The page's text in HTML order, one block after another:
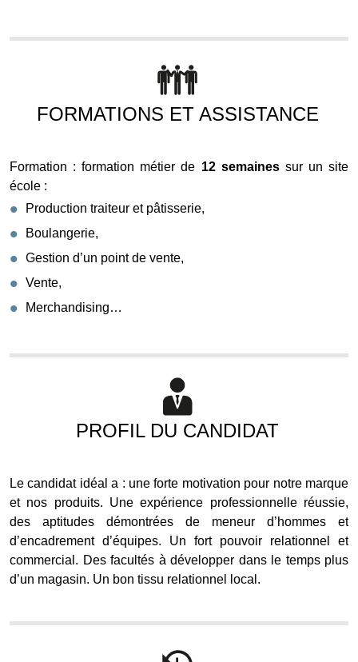
FORMATIONS ET ASSISTANCE
Formation : formation métier de 12 semainessur un site
école :
Production traiteur et pâtisserie,
Boulangerie,
Gestion d’un point de vente,
Vente,
Merchandising…
PROFIL DU CANDIDAT
Le candidat idéal a : une forte motivation pour notre marque
et nos produits. Une expérience professionnelle réussie,
des aptitudes démontrées de meneur d’hommes et
d’encadrement d’équipes. Un fort pouvoir relationnel et
commercial. Des facultés à développer dans le temps plus
d’un magasin. Un bon tissu relationnel local.